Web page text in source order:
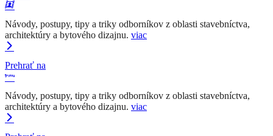
Návody, postupy, tipy a triky odborníkov z oblasti stavebníctva,
architektúry a bytového dizajnu. viac
Prehrať na
Návody, postupy, tipy a triky odborníkov z oblasti stavebníctva,
architektúry a bytového dizajnu. viac